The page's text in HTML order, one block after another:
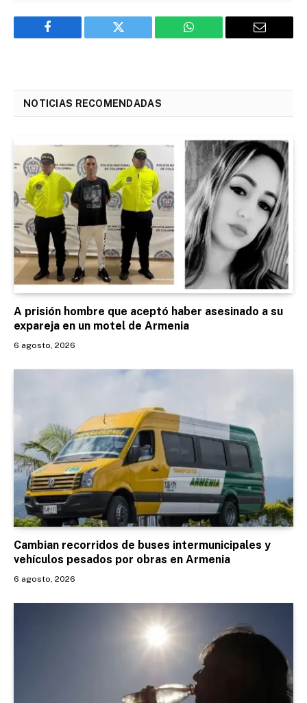
Facebook Twitter WhatsApp Email
NOTICIAS RECOMENDADAS
A prisión hombre que aceptó haber asesinado a su
expareja en un motel de Armenia
6 agosto, 2026
Cambian recorridos de buses intermunicipales y
vehículos pesados por obras en Armenia
6 agosto, 2026